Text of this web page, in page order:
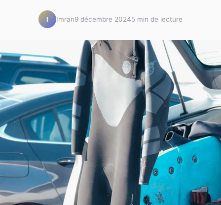
I Imran9 décembre 20245 min de lecture